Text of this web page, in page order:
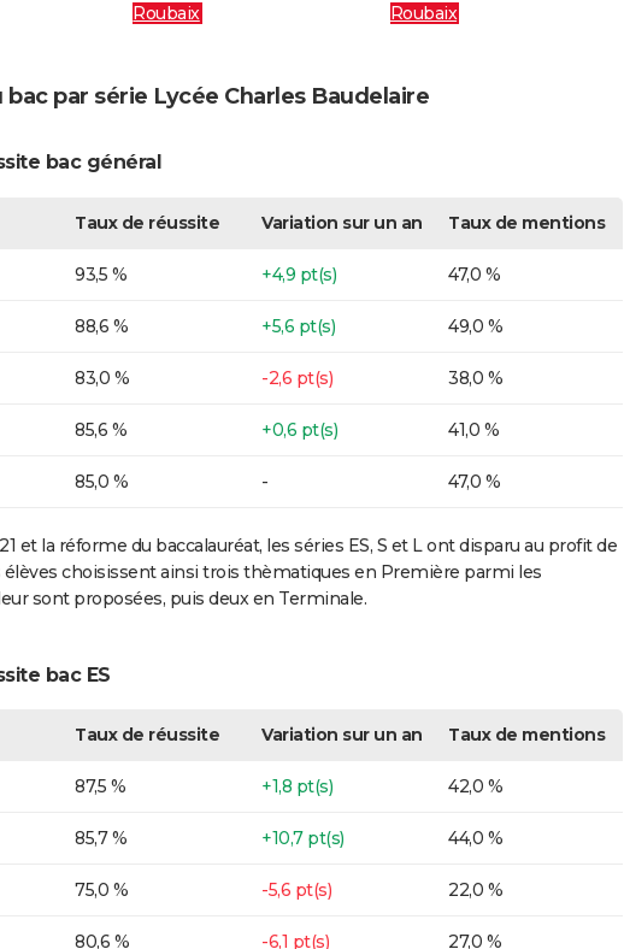
Roubaix
Roubaix
bac par série Lycée Charles Baudelaire
bac général
Taux de réussite Variation sur un an Taux de mentions
93,5 % +4,9 pt(s) 47,0 %
88,6 % +5,6 pt(s) 49,0 %
83,0 % -2,6 pt(s) 38,0 %
85,6 % +0,6 pt(s) 41,0 %
85,0 % - 47,0 %
et la réforme du baccalauréat, les séries ES, S et L ont disparu au profit de
élèves choisissent ainsi trois thèmatiques en Première parmi les
sont proposées, puis deux en Terminale.
bac ES
Taux de réussite Variation sur un an Taux de mentions
87,5 % +1,8 pt(s) 42,0 %
85,7 % +10,7 pt(s) 44,0 %
75,0 % -5,6 pt(s) 22,0 %
80,6 % -6,1 pt(s) 27,0 %